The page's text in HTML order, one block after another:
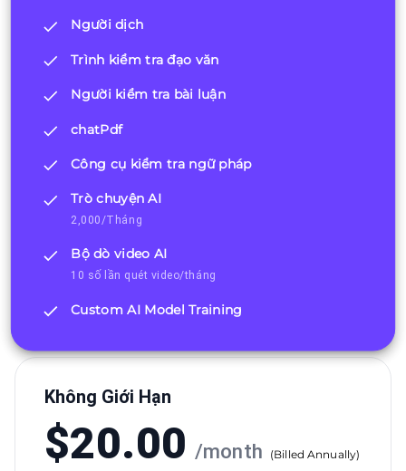
Người dịch
Trình kiểm tra đạo văn
Người kiểm tra bài luận
chatPdf
Công cụ kiểm tra ngữ pháp
Trò chuyện AI
2,000/Tháng
Bộ dò video AI
10 số lần quét video/tháng
Custom AI Model Training
Không Giới Hạn
$20.00 /month (Billed Annually)